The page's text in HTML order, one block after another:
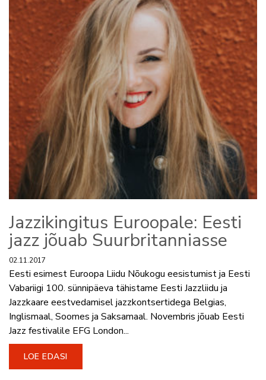
Jazzikingitus Euroopale: Eesti
jazz jõuab Suurbritanniasse
02.11.2017
Eesti esimest Euroopa Liidu Nõukogu eesistumist ja Eesti
Vabariigi 100. sünnipäeva tähistame Eesti Jazzliidu ja
Jazzkaare eestvedamisel jazzkontsertidega Belgias,
Inglismaal, Soomes ja Saksamaal. Novembris jõuab Eesti
Jazz festivalile EFG London...
LOE EDASI